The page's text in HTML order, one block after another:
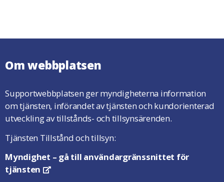
Om webbplatsen
Supportwebbplatsen ger myndigheterna information
om tjänsten, införandet av tjänsten och kundorienterad
utveckling av tillstånds- och tillsynsärenden.
Tjänsten Tillstånd och tillsyn:
Myndighet – gå till användargränssnittet för
tjänsten
Öppnas i en ny flik